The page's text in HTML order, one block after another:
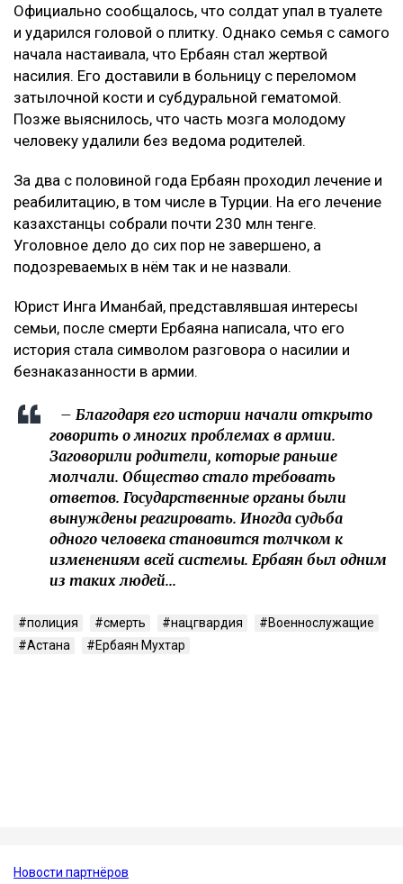
Официально сообщалось, что солдат упал в туалете
и ударился головой о плитку. Однако семья с самого
начала настаивала, что Ербаян стал жертвой
насилия. Его доставили в больницу с переломом
затылочной кости и субдуральной гематомой.
Позже выяснилось, что часть мозга молодому
человеку удалили без ведома родителей.
За два с половиной года Ербаян проходил лечение и
реабилитацию, в том числе в Турции. На его лечение
казахстанцы собрали почти 230 млн тенге.
Уголовное дело до сих пор не завершено, а
подозреваемых в нём так и не назвали.
Юрист Инга Иманбай, представлявшая интересы
семьи, после смерти Ербаяна написала, что его
история стала символом разговора о насилии и
безнаказанности в армии.
– Благодаря его истории начали открыто
говорить о многих проблемах в армии.
Заговорили родители, которые раньше
молчали. Общество стало требовать
ответов. Государственные органы были
вынуждены реагировать. Иногда судьба
одного человека становится толчком к
изменениям всей системы. Ербаян был одним
из таких людей...
полиция смерть нацгвардия
Военнослужащие
Астана
Ербаян Мухтар